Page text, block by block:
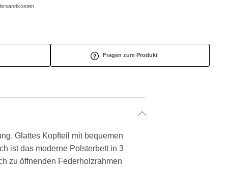
Fragen zum Produkt
Glattes Kopfteil mit bequemen
ist das moderne Polsterbett in 3
zu öffnenden Federholzrahmen